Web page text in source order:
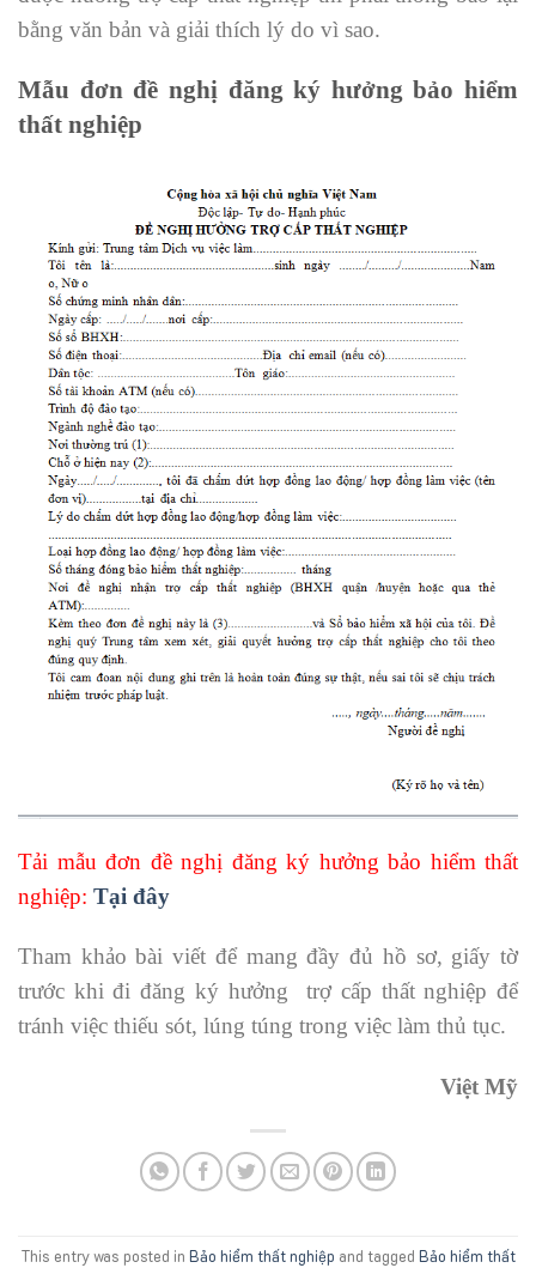
bằng văn bản và giải thích lý do vì sao.
Mẫu đơn đề nghị đăng ký hưởng bảo hiểm
thất nghiệp
Tải mẫu đơn đề nghị đăng ký hưởng bảo hiểm thất
nghiệp: Tại đây
Tham khảo bài viết để mang đầy đủ hồ sơ, giấy tờ
trước khi đi đăng ký hưởng trợ cấp thất nghiệp để
tránh việc thiếu sót, lúng túng trong việc làm thủ tục.
Việt Mỹ
This entry was posted in Bảo hiểm thất nghiệp and tagged Bảo hiểm thất